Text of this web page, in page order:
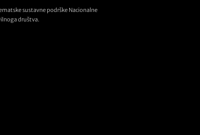
sustavne podrške Nacionalne
društva.